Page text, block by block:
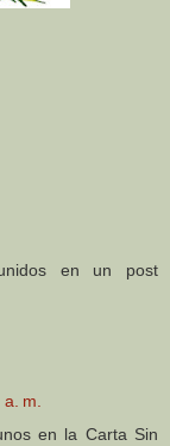
en un post
m.
en la Carta Sin